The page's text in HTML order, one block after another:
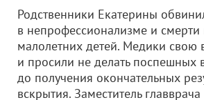
Родственники Екатерины
в непрофессионализме и
малолетних детей. Медики свою
и просили не делать поспешных
до получения окончательных
вскрытия. Заместитель